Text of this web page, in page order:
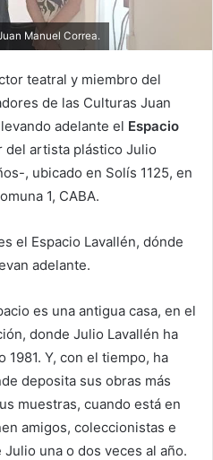
Manuel Correa.
teatral y miembro del
de las Culturas Juan
adelante el Espacio
del artista plástico Julio
, ubicado en Solís 1125, en
1, CABA.
el Espacio Lavallén, dónde
adelante.
es una antigua casa, en el
donde Julio Lavallén ha
Y, con el tiempo, ha
deposita sus obras más
muestras, cuando está en
amigos, coleccionistas e
una o dos veces al año.